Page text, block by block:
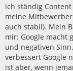
ich ständig
meine
auch stabil). Mein
mir: Google macht
und negativen
verbessert Google
ist aber, wenn